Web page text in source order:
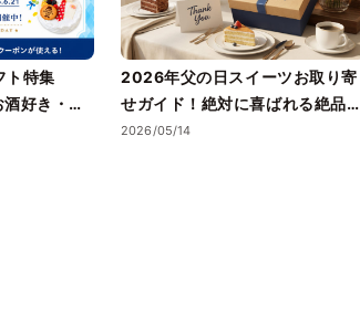
ト特集
好き・甘
さんのタ
2026年父の日スイーツお取り寄
せガイド！絶対に喜ばれる絶品ギ
フト
2026/05/14